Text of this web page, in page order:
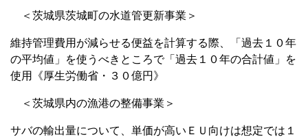
＜茨城県茨城町の水道管更新事業＞
維持管理費用が減らせる便益を計算する際、「過去１０年
の平均値」を使うべきところで「過去１０年の合計値」を
使用《厚生労働省・３０億円》
＜茨城県内の漁港の整備事業＞
サバの輸出量について、単価が高いＥＵ向けは想定では１